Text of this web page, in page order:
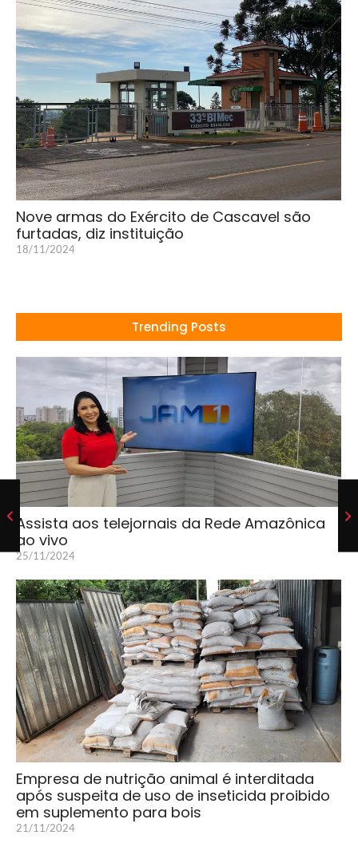
Nove armas do Exército de Cascavel são
furtadas, diz instituição
18/11/2024
Trending Posts
Assista aos telejornais da Rede Amazônica
ao vivo
25/11/2024
Empresa de nutrição animal é interditada
após suspeita de uso de inseticida proibido
em suplemento para bois
21/11/2024